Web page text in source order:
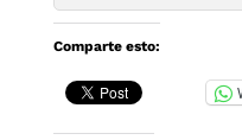
Comparte esto: